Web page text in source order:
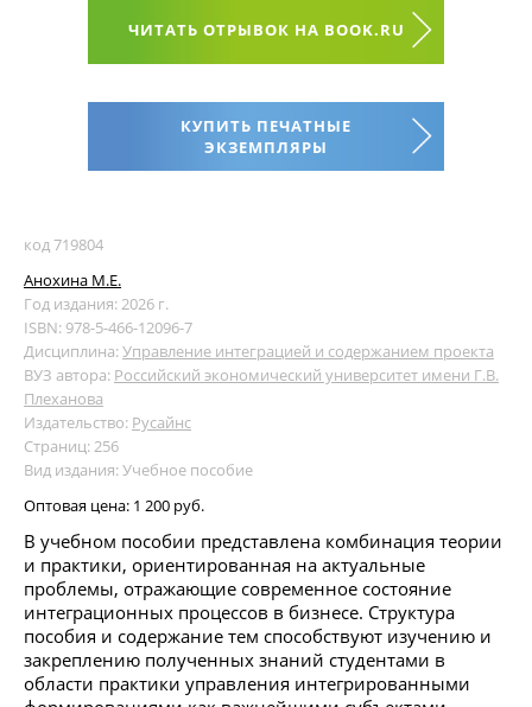
ЧИТАТЬ ОТРЫВОК НА BOOK.RU
КУПИТЬ ПЕЧАТНЫЕ
ЭКЗЕМПЛЯРЫ
код 719804
Анохина М.Е.
Год издания: 2026 г.
ISBN: 978-5-466-12096-7
Дисциплина:Управление интеграцией и содержанием проекта
ВУЗ автора: Российский экономический университет имени Г.В.
Плеханова
Издательство: Русайнс
Страниц: 256
Вид издания: Учебное пособие
Оптовая цена: 1 200 руб.
В учебном пособии представлена комбинация теории
и практики, ориентированная на актуальные
проблемы, отражающие современное состояние
интеграционных процессов в бизнесе. Структура
пособия и содержание тем способствуют изучению и
закреплению полученных знаний студентами в
области практики управления интегрированными